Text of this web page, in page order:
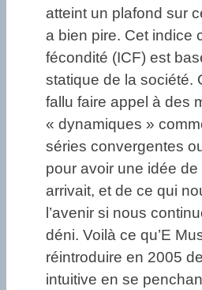
atteint un plafond sur
a bien pire. Cet indice
fécondité (ICF) est
statique de la société.
fallu faire appel à des
« dynamiques »
séries convergentes
pour avoir une idée
arrivait, et de ce qui
l’avenir si nous
déni. Voilà ce qu’E
réintroduire en 2005
intuitive en se